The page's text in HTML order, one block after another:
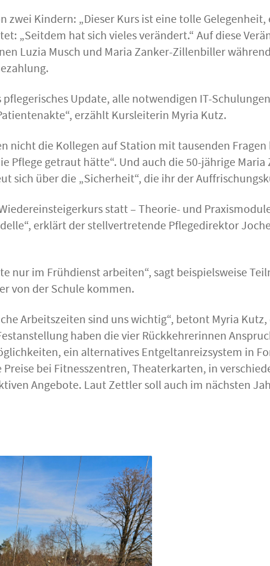
Kindern: „Dieser Kurs ist eine tolle Gelegenheit,
„Seitdem hat sich vieles verändert.“ Auf diese
Luzia Musch und Maria Zanker-Zillenbiller
Update, alle notwendigen IT-
erzählt Kursleiterin Myria Kutz.
nicht die Kollegen auf Station mit tausenden Fragen
Pflege getraut hätte“. Und auch die 50-jährige
sich über die „Sicherheit“, die ihr der
statt – Theorie- und
erklärt der stellvertretende Pflegedirektor
nur im Frühdienst arbeiten“, sagt beispielsweise
von der Schule kommen.
Arbeitszeiten sind uns wichtig“, betont Myria
haben die vier Rückkehrerinnen
ein alternatives Entgeltanreizsystem in
bei Fitnesszentren, Theaterkarten, in
Angebote. Laut Zettler soll auch im nächsten